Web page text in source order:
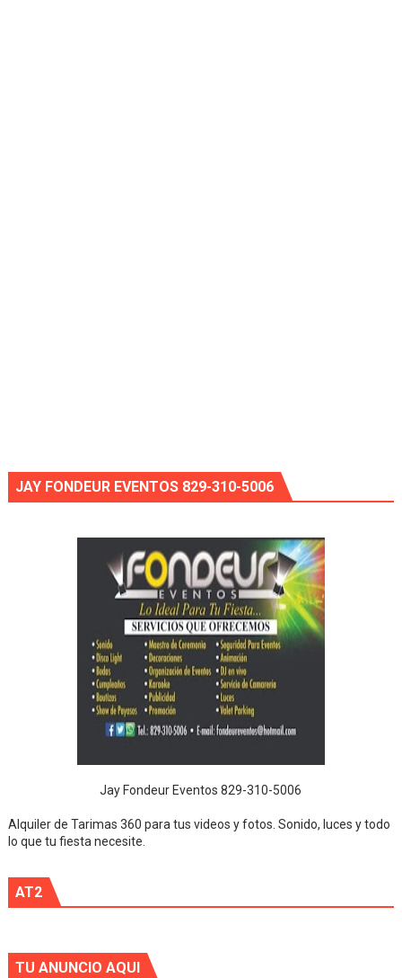
JAY FONDEUR EVENTOS 829-310-5006
Jay Fondeur Eventos 829-310-5006
Alquiler de Tarimas 360 para tus videos y fotos. Sonido, luces y todo
lo que tu fiesta necesite.
AT2
TU ANUNCIO AQUI